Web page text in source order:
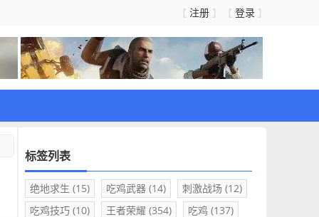
【 注册 】【 登录 】
标签列表
绝地求生 (15) 吃鸡武器(14) 刺激战场 (12)
吃鸡技巧(10) 王者荣耀 (354) 吃鸡 (137)